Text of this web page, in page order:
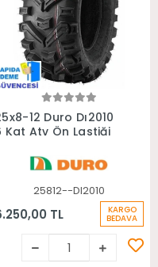
Sepete Ekle
12 Duro Dı2010
Kat Atv Ön Lastiği
25812--DI2010
TL KARGO
BEDAVA